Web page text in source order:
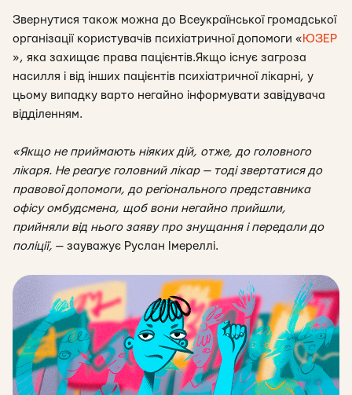
Звернутися також можна до Всеукраїнської громадської
організації користувачів психіатричної допомоги « ЮЗЕР
», яка захищає права пацієнтів.Якщо існує загроза
насилля і від інших пацієнтів психіатричної лікарні, у
цьому випадку варто негайно інформувати завідувача
відділенням.
«Якщо не приймають ніяких дій, отже, до головного
лікаря. Не реагує головний лікар — тоді звертатися до
правової допомоги, до регіонального представника
офісу омбудсмена, щоб вони негайно прийшли,
прийняли від нього заяву про знущання і передали до
поліції, — зауважує Руслан Імереллі.